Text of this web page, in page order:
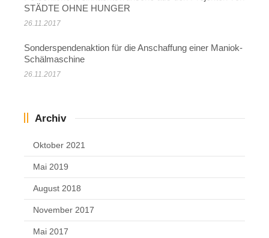
STÄDTE OHNE HUNGER
26.11.2017
Sonderspendenaktion für die Anschaffung einer Maniok-
Schälmaschine
26.11.2017
Archiv
Oktober 2021
Mai 2019
August 2018
November 2017
Mai 2017